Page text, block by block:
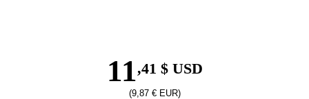
11,41 $ USD
(9,87 € EUR)